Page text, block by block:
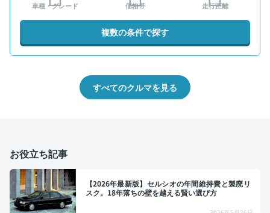
車種・グレード 価格帯 走行距離
複数の条件で探す
すべてのクルマを見る
お役立ち記事
【2026年最新版】セルシオの年間維持費と製廃リ
スク。18年落ちの壁を越える賢い選び方